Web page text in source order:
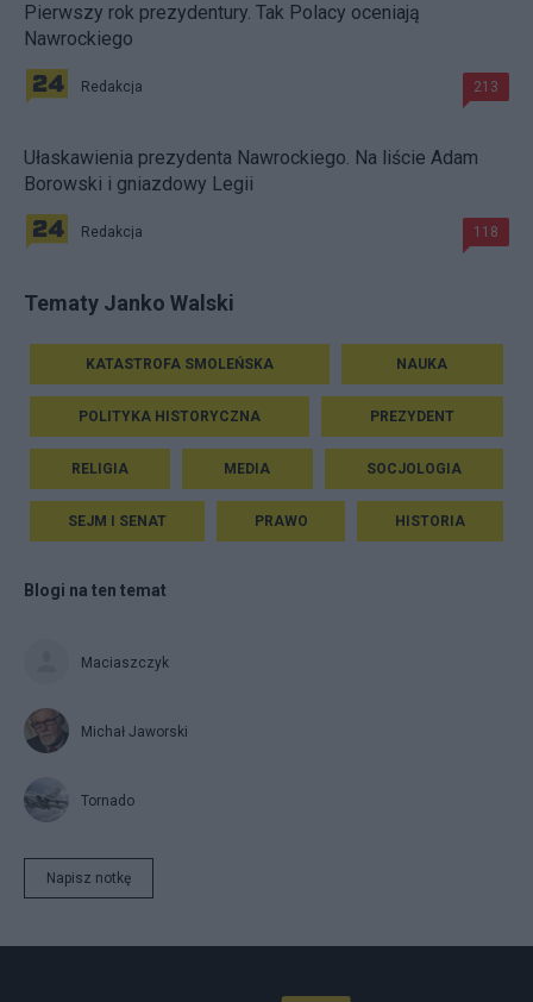
Pierwszy rok prezydentury. Tak Polacy oceniają
Nawrockiego
Redakcja 213
Ułaskawienia prezydenta Nawrockiego. Na liście Adam
Borowski i gniazdowy Legii
Redakcja 118
Tematy Janko Walski
KATASTROFA SMOLEŃSKA NAUKA
POLITYKA HISTORYCZNA PREZYDENT
RELIGIA MEDIA SOCJOLOGIA
SEJM I SENAT PRAWO HISTORIA
Blogi na ten temat
Maciaszczyk
Michał Jaworski
Tornado
Napisz notkę